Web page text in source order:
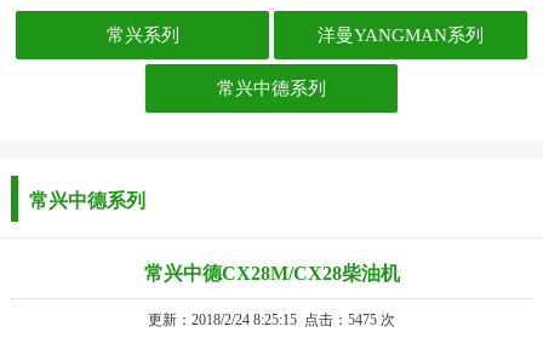
常兴系列 洋曼YANGMAN系列
常兴中德系列
常兴中德系列
常兴中德CX28M/CX28柴油机
更新：2018/2/24 8:25:15 点击： 5475 次